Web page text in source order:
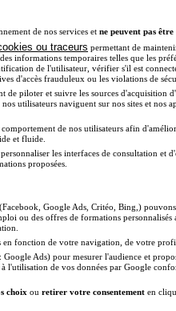
de nos services et ne peuvent pas être
ou traceurs permettant de
informations temporaires telles que les
de l'utilisateur, vérifier s'il est
d'accès frauduleux ou les violations de
de piloter et suivre les sources d'acquisition
utilisateurs naviguent sur nos sites et nos
de nos utilisateurs afin
et fluide.
les interfaces de consultation et
proposées.
(Facebook, Google Ads, Critéo, Bing,)
ou des offres de formations
en fonction de votre navigation, de votre
Ads) pour mesurer l'audience et
à l'utilisation de vos données par Google
choix ou retirer votre consentement en